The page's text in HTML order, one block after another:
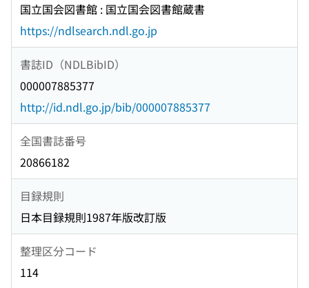
国立国会図書館 : 国立国会図書館蔵書
https://ndlsearch.ndl.go.jp
書誌ID（NDLBibID）
000007885377
http://id.ndl.go.jp/bib/000007885377
全国書誌番号
20866182
目録規則
日本目録規則1987年版改訂版
整理区分コード
114